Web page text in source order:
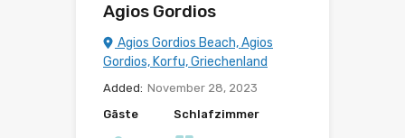
Agios Gordios
Agios Gordios Beach, Agios
Gordios, Korfu, Griechenland
Added: November 28, 2023
Gäste
Schlafzimmer